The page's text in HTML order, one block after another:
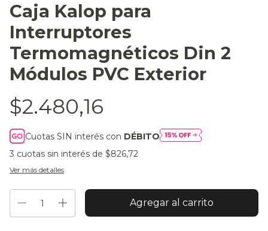
Caja Kalop para
Interruptores
Termomagnéticos Din 2
Módulos PVC Exterior
$2.480,16
Cuotas SIN interés con DÉBITO
3 cuotas sin interés de $826,72
Ver más detalles